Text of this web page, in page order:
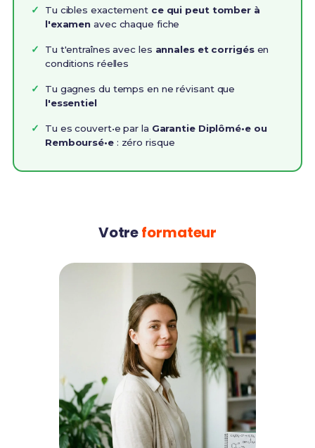
Tu cibles exactement ce qui peut tomber à
l'examen avec chaque fiche
Tu t'entraînes avec les annales et corrigésen
conditions réelles
Tu gagnes du temps en ne révisant que
l'essentiel
Tu es couvert•e par la Garantie Diplômé•e ou
Remboursé•e: zéro risque
Votreformateur